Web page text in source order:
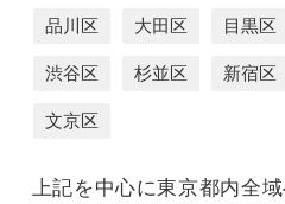
品川区 大田区 目黒区
渋谷区 杉並区 新宿区
文京区
上記を中心に東京都内全